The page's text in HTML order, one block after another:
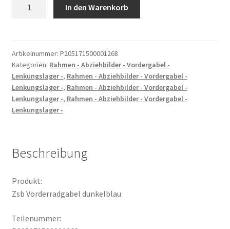
In den Warenkorb
Artikelnummer: P205171500001268
Kategorien: Rahmen - Abziehbilder - Vordergabel -
Lenkungslager -, Rahmen - Abziehbilder - Vordergabel -
Lenkungslager -, Rahmen - Abziehbilder - Vordergabel -
Lenkungslager -, Rahmen - Abziehbilder - Vordergabel -
Lenkungslager -
Beschreibung
Produkt:
Zsb Vorderradgabel dunkelblau
Teilenummer: